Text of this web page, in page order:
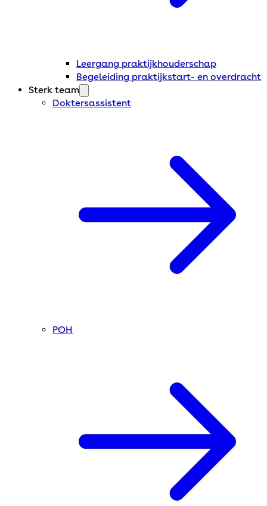
Leergang praktijkhouderschap
Begeleiding praktijkstart- en overdracht
Sterk team
Doktersassistent
POH